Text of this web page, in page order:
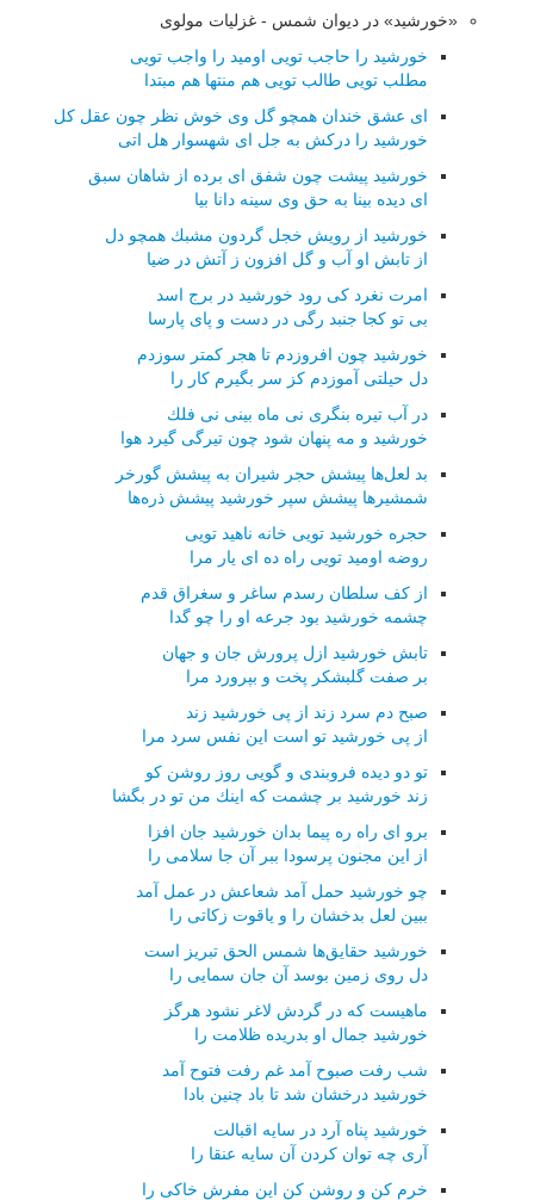
«خورشید» در دیوان شمس - غزلیات مولوی
خورشید را حاجب تویی اومید را واجب تویی
مطلب تویی طالب تویی هم منتها هم مبتدا
ای عشق خندان همچو گل وی خوش نظر چون عقل كل
خورشید را دركش به جل ای شهسوار هل اتی
خورشید پیشت چون شفق ای برده از شاهان سبق
ای دیده بینا به حق وی سینه دانا بیا
خورشید از رویش خجل گردون مشبك همچو دل
از تابش او آب و گل افزون ز آتش در ضیا
امرت نغرد كی رود خورشید در برج اسد
بی تو كجا جنبد رگی در دست و پای پارسا
خورشید چون افروزدم تا هجر كمتر سوزدم
دل حیلتی آموزدم كز سر بگیرم كار را
در آب تیره بنگری نی ماه بینی نی فلك
خورشید و مه پنهان شود چون تیرگی گیرد هوا
بد لعل‌ها پیشش حجر شیران به پیشش گورخر
شمشیرها پیشش سپر خورشید پیشش ذره‌ها
حجره خورشید تویی خانه ناهید تویی
روضه اومید تویی راه ده ای یار مرا
از كف سلطان رسدم ساغر و سغراق قدم
چشمه خورشید بود جرعه او را چو گدا
تابش خورشید ازل پرورش جان و جهان
بر صفت گلبشكر پخت و بپرورد مرا
صبح دم سرد زند از پی خورشید زند
از پی خورشید تو است این نفس سرد مرا
تو دو دیده فروبندی و گویی روز روشن كو
زند خورشید بر چشمت كه اینك من تو در بگشا
برو ای راه ره پیما بدان خورشید جان افزا
از این مجنون پرسودا ببر آن جا سلامی را
چو خورشید حمل آمد شعاعش در عمل آمد
ببین لعل بدخشان را و یاقوت زكاتی را
خورشید حقایق‌ها شمس الحق تبریز است
دل روی زمین بوسد آن جان سمایی را
ماهیست كه در گردش لاغر نشود هرگز
خورشید جمال او بدریده ظلامت را
شب رفت صبوح آمد غم رفت فتوح آمد
خورشید درخشان شد تا باد چنین بادا
خورشید پناه آرد در سایه اقبالت
آری چه توان كردن آن سایه عنقا را
خرم كن و روشن كن این مفرش خاكی را